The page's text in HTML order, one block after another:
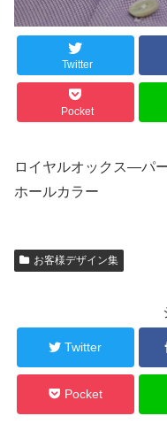
Twitter
Pocket
ロイヤルオックス―パ
ホールカラー
お客様デザイン集
Twitter
Pocket